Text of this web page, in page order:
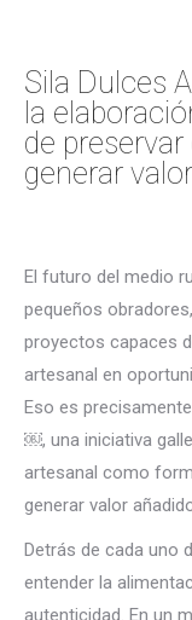
Sila Dulces
la
de
generar
El futuro del medio
pequeños
proyectos capaces
artesanal en
Eso es
￼, una iniciativa
artesanal como
generar valor
Detrás de cada uno
entender la
autenticidad. En un